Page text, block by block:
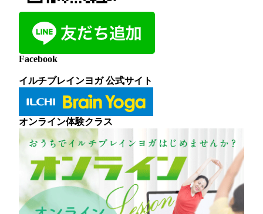
Facebook
イルチブレインヨガ 公式サイト
オンライン体験クラス